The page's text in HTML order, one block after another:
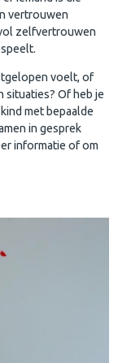
vertrouwen
zelfvertrouwen
voelt, of
situaties? Of heb je
met bepaalde
in gesprek
informatie of om